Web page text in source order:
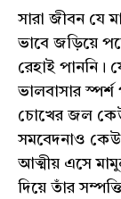
সারা জীবন যে
ভাবে জড়িয়ে
রেহাই পাননি।
ভালবাসার
চোখের জল কেউ
সমবেদনাও কেউ
আত্মীয় এসে
দিয়ে তাঁর